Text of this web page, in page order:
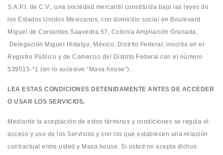
S.A.P.I. de C.V., una sociedad mercantil constituida bajo las leyes de
los Estados Unidos Mexicanos, con domicilio social en Boulevard
Miguel de Cervantes Saavedra 57, Colonia Ampliación Granada,
Delegación Miguel Hidalgo, México, Distrito Federal, inscrita en el
Registro Público y de Comercio del Distrito Federal con el número
539515-*1 (en lo sucesivo “Masa house”).
LEA ESTAS CONDICIONES DETENIDAMENTE ANTES DE ACCEDER
O USAR LOS SERVICIOS.
Mediante la aceptación de estos términos y condiciones se regula el
acceso y uso de los Servicios y son los que establecen una relación
contractual entre usted y Masa house. Si usted no acepta dichos